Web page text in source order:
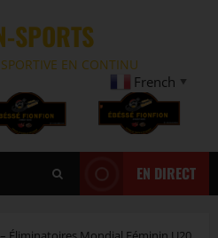
SPORTS
EN CONTINU
French ▼
EN DIRECT